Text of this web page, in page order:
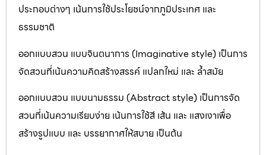
ประกอบต่างๆ เน้นการใช้ประโยชน์จากภูมิประเทศ และ
ธรรมชาติ
ออกแบบสวน แบบจินตนาการ (Imaginative style) เป็นการ
จัดสวนที่เน้นความคิดสร้างสรรค์ แปลกใหม่ และ ล้ำสมัย
ออกแบบสวน แบบนามธรรม (Abstract style) เป็นการจัด
สวนที่เน้นความเรียบง่าย เน้นการใช้สี เส้น และ แสงเงาเพื่อ
สร้างรูปแบบ และ บรรยากาศให้สบาย เป็นต้น